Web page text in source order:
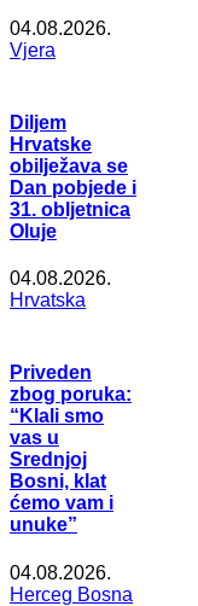
04.08.2026.
Vjera
Diljem
Hrvatske
obilježava se
Dan pobjede i
31. obljetnica
Oluje
04.08.2026.
Hrvatska
Priveden
zbog poruka:
“Klali smo
vas u
Srednjoj
Bosni, klat
ćemo vam i
unuke”
04.08.2026.
Herceg Bosna